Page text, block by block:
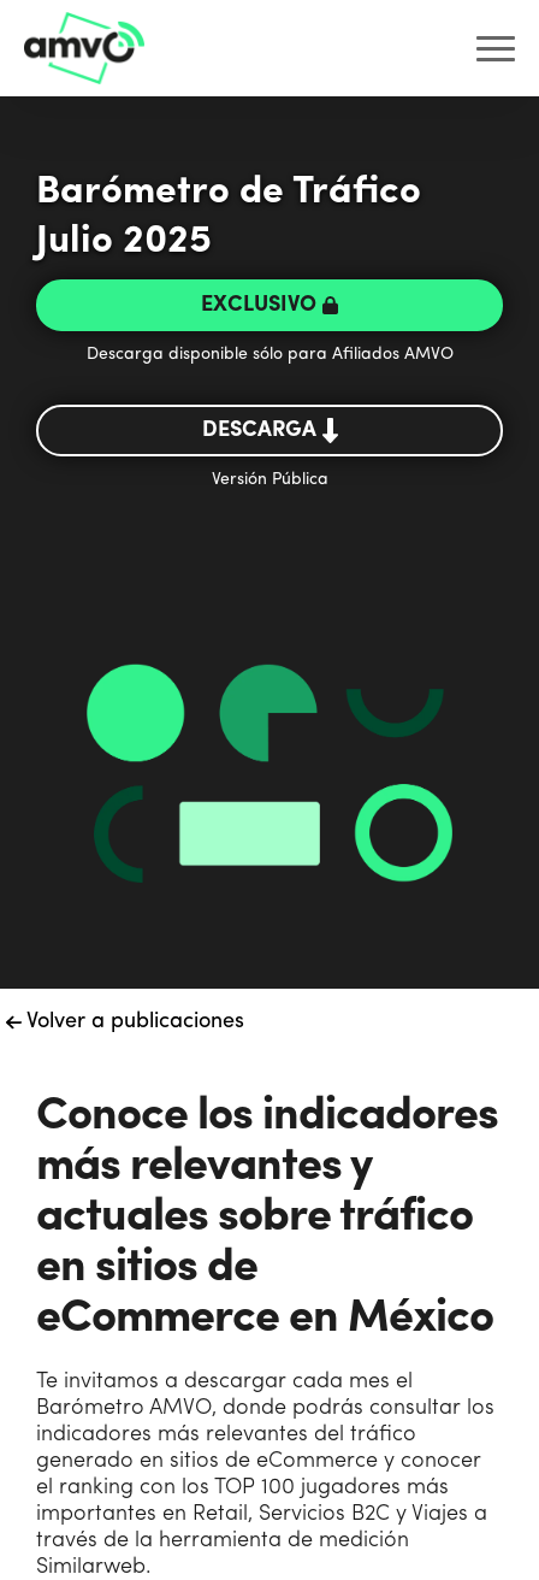
Barómetro de Tráfico
Julio 2025
EXCLUSIVO
Descarga disponible sólo para Afiliados AMVO
DESCARGA
Versión Pública
Volver a publicaciones
Conoce los indicadores
más relevantes y
actuales sobre tráfico
en sitios de
eCommerce en México
Te invitamos a descargar cada mes el
Barómetro AMVO, donde podrás consultar los
indicadores más relevantes del tráfico
generado en sitios de eCommerce y conocer
el ranking con los TOP 100 jugadores más
importantes en Retail, Servicios B2C y Viajes a
través de la herramienta de medición
Similarweb.